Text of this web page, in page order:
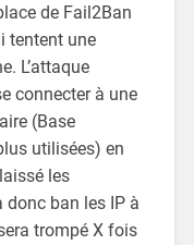
de Fail2Ban
tentent une
L’attaque
connecter à une
(Base
utilisées) en
les
ban les IP à
trompé X fois